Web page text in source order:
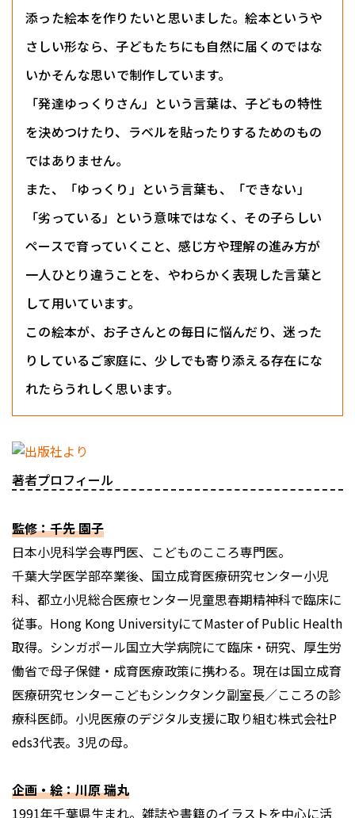
添った絵本を作りたいと思いました。絵本というや
さしい形なら、子どもたちにも自然に届くのではな
いか――そんな思いで制作しています。
「発達ゆっくりさん」という言葉は、子どもの特性
を決めつけたり、ラベルを貼ったりするためのもの
ではありません。
また、「ゆっくり」という言葉も、「できない」
「劣っている」という意味ではなく、その子らしい
ペースで育っていくこと、感じ方や理解の進み方が
一人ひとり違うことを、やわらかく表現した言葉と
して用いています。
この絵本が、お子さんとの毎日に悩んだり、迷った
りしているご家庭に、少しでも寄り添える存在にな
れたらうれしく思います。
著者プロフィール
監修：千先 園子
日本小児科学会専門医、こどものこころ専門医。
千葉大学医学部卒業後、国立成育医療研究センター小児
科、都立小児総合医療センター児童思春期精神科で臨床に
従事。Hong Kong UniversityにてMaster of Public Health
取得。シンガポール国立大学病院にて臨床・研究、厚生労
働省で母子保健・成育医療政策に携わる。現在は国立成育
医療研究センターこどもシンクタンク副室長／こころの診
療科医師。小児医療のデジタル支援に取り組む株式会社P
eds3代表。3児の母。
企画・絵：川原 瑞丸
1991年千葉県生まれ。雑誌や書籍のイラストを中心に活